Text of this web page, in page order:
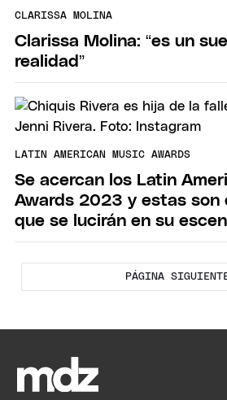
CLARISSA MOLINA
Clarissa Molina: “es un
realidad”
LATIN AMERICAN MUSIC AWARDS
Se acercan los Latin
Awards 2023 y estas son
que se lucirán en su
PÁGINA